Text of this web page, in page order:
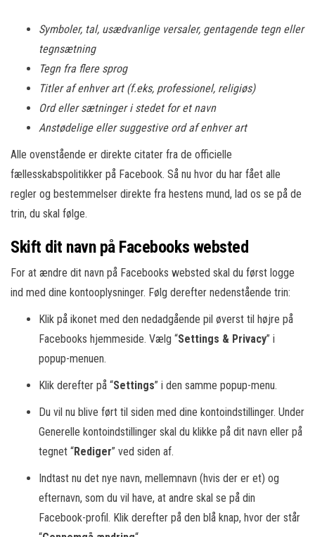
Symboler, tal, usædvanlige versaler, gentagende tegn eller
tegnsætning
Tegn fra flere sprog
Titler af enhver art (f.eks, professionel, religiøs)
Ord eller sætninger i stedet for et navn
Anstødelige eller suggestive ord af enhver art
Alle ovenstående er direkte citater fra de officielle
fællesskabspolitikker på Facebook. Så nu hvor du har fået alle
regler og bestemmelser direkte fra hestens mund, lad os se på de
trin, du skal følge.
Skift dit navn på Facebooks websted
For at ændre dit navn på Facebooks websted skal du først logge
ind med dine kontooplysninger. Følg derefter nedenstående trin:
Klik på ikonet med den nedadgående pil øverst til højre på
Facebooks hjemmeside. Vælg “Settings & Privacy” i
popup-menuen.
Klik derefter på “Settings” i den samme popup-menu.
Du vil nu blive ført til siden med dine kontoindstillinger. Under
Generelle kontoindstillinger skal du klikke på dit navn eller på
tegnet “Rediger” ved siden af.
Indtast nu det nye navn, mellemnavn (hvis der er et) og
efternavn, som du vil have, at andre skal se på din
Facebook-profil. Klik derefter på den blå knap, hvor der står